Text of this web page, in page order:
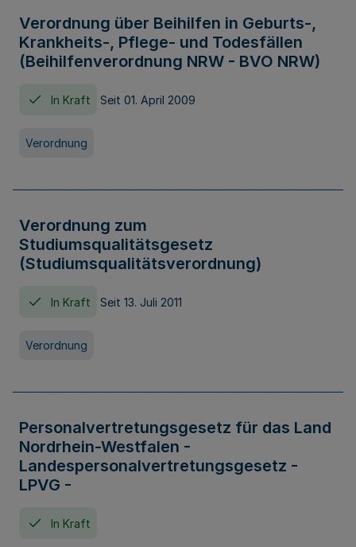
Verordnung über Beihilfen in Geburts-,
Krankheits-, Pflege- und Todesfällen
(Beihilfenverordnung NRW - BVO NRW)
In Kraft Seit 01. April 2009
Verordnung
Verordnung zum
Studiumsqualitätsgesetz
(Studiumsqualitätsverordnung)
In Kraft Seit 13. Juli 2011
Verordnung
Personalvertretungsgesetz für das Land
Nordrhein-Westfalen -
Landespersonalvertretungsgesetz -
LPVG -
In Kraft